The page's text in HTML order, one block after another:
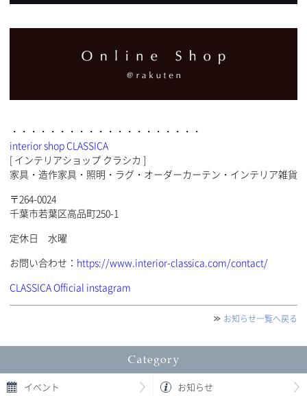
・・・・・・・・・・・・・・・・・・・・
interior shop CLASSICA
[ インテリアショップ クラシカ ]
家具・造作家具・照明・ラグ・オーダーカーテン・インテリア雑貨
〒264-0024
千葉市若葉区高品町250-1
定休日 水曜
お問い合わせ： https://www.interior-classica.com/contact/
CLASSICA Official instagram
お知らせ一覧へ戻る
イベント お知らせ